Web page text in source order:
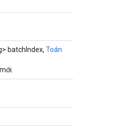
batchIndex, Toán